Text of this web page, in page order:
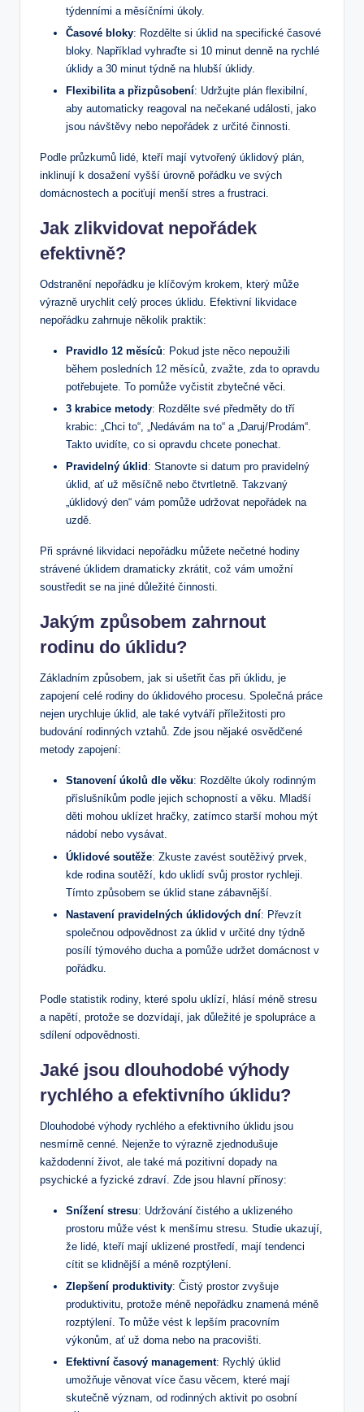
týdenními a měsíčními úkoly.
Časové bloky: Rozdělte si úklid na specifické časové
bloky. Například vyhraďte si 10 minut denně na rychlé
úklidy a 30 minut týdně na hlubší úklidy.
Flexibilita a přizpůsobení: Udržujte plán flexibilní,
aby automaticky reagoval na nečekané události, jako
jsou návštěvy nebo nepořádek z určité činnosti.
Podle průzkumů lidé, kteří mají vytvořený úklidový plán,
inklinují k dosažení vyšší úrovně pořádku ve svých
domácnostech a pociťují menší stres a frustraci.
Jak zlikvidovat nepořádek
efektivně?
Odstranění nepořádku je klíčovým krokem, který může
výrazně urychlit celý proces úklidu. Efektivní likvidace
nepořádku zahrnuje několik praktik:
Pravidlo 12 měsíců: Pokud jste něco nepoužili
během posledních 12 měsíců, zvažte, zda to opravdu
potřebujete. To pomůže vyčistit zbytečné věci.
3 krabice metody: Rozdělte své předměty do tří
krabic: „Chci to“, „Nedávám na to“ a „Daruj/Prodám“.
Takto uvidíte, co si opravdu chcete ponechat.
Pravidelný úklid : Stanovte si datum pro pravidelný
úklid, ať už měsíčně nebo čtvrtletně. Takzvaný
„úklidový den“ vám pomůže udržovat nepořádek na
uzdě.
Při správné likvidaci nepořádku můžete nečetné hodiny
strávené úklidem dramaticky zkrátit, což vám umožní
soustředit se na jiné důležité činnosti.
Jakým způsobem zahrnout
rodinu do úklidu?
Základním způsobem, jak si ušetřit čas při úklidu, je
zapojení celé rodiny do úklidového procesu. Společná práce
nejen urychluje úklid, ale také vytváří příležitosti pro
budování rodinných vztahů. Zde jsou nějaké osvědčené
metody zapojení:
Stanovení úkolů dle věku: Rozdělte úkoly rodinným
příslušníkům podle jejich schopností a věku. Mladší
děti mohou uklízet hračky, zatímco starší mohou mýt
nádobí nebo vysávat.
Úklidové soutěže: Zkuste zavést soutěživý prvek,
kde rodina soutěží, kdo uklidí svůj prostor rychleji.
Tímto způsobem se úklid stane zábavnější.
Nastavení pravidelných úklidových dní: Převzít
společnou odpovědnost za úklid v určité dny týdně
posílí týmového ducha a pomůže udržet domácnost v
pořádku.
Podle statistik rodiny, které spolu uklízí, hlásí méně stresu
a napětí, protože se dozvídají, jak důležité je spolupráce a
sdílení odpovědnosti.
Jaké jsou dlouhodobé výhody
rychlého a efektivního úklidu?
Dlouhodobé výhody rychlého a efektivního úklidu jsou
nesmírně cenné. Nejenže to výrazně zjednodušuje
každodenní život, ale také má pozitivní dopady na
psychické a fyzické zdraví. Zde jsou hlavní přínosy:
Snížení stresu: Udržování čistého a uklizeného
prostoru může vést k menšímu stresu. Studie ukazují,
že lidé, kteří mají uklizené prostředí, mají tendenci
cítit se klidnější a méně rozptýlení.
Zlepšení produktivity: Čistý prostor zvyšuje
produktivitu, protože méně nepořádku znamená méně
rozptýlení. To může vést k lepším pracovním
výkonům, ať už doma nebo na pracovišti.
Efektivní časový management: Rychlý úklid
umožňuje věnovat více času věcem, které mají
skutečně význam, od rodinných aktivit po osobní